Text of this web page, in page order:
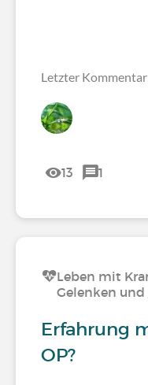
Letzter
13 1
Leben mit
Gelenken
Erfahrung
OP?